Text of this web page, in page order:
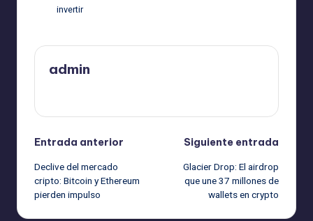
invertir
admin
Navegación
de
entradas
Entrada anterior
Declive del mercado
cripto: Bitcoin y Ethereum
pierden impulso
Siguiente entrada
Glacier Drop: El airdrop
que une 37 millones de
wallets en crypto